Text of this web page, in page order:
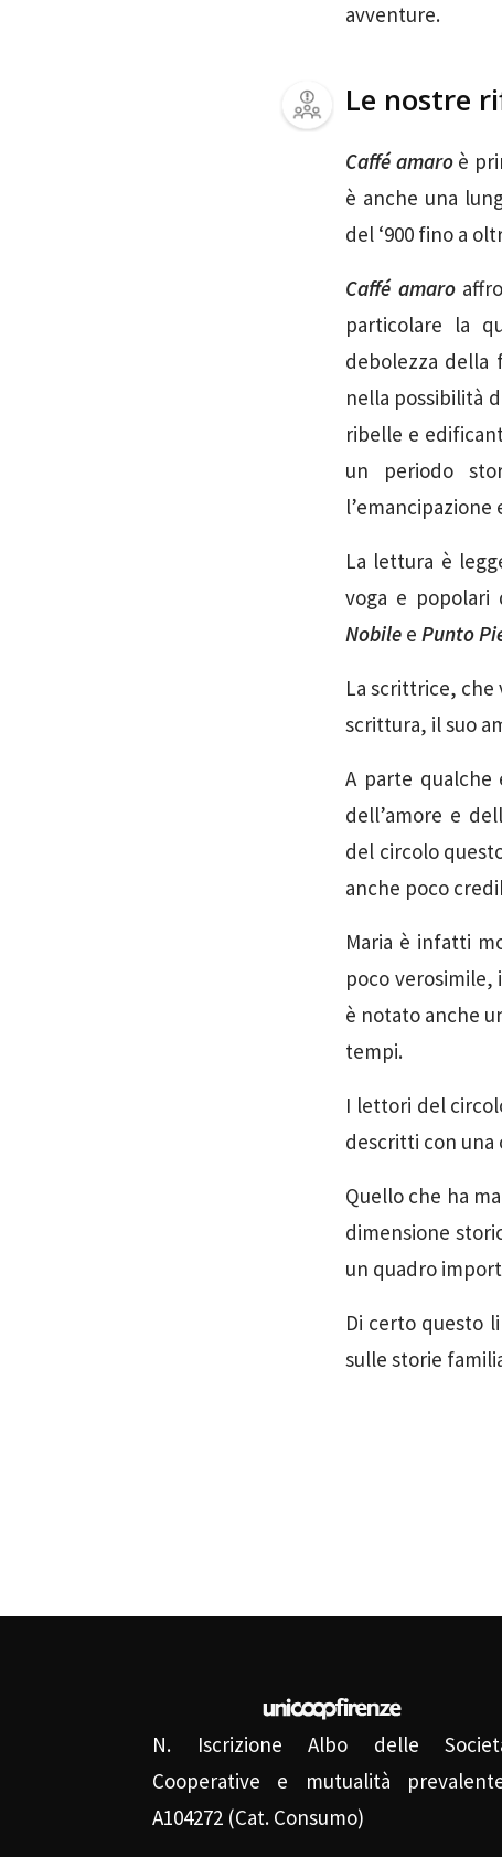
avventure.
Le nostre
Caffé amaroè
è anche una
del ‘900 fino a
Caffé amaro
particolare la
debolezza della
nella possibilità
ribelle e
un periodo
La lettura è
voga e popolari
Nobile e Punto
La scrittrice, che
scrittura, il suo
A parte
dell’amore e
del circolo
anche poco
Maria è infatti
poco
è notato anche
tempi.
I lettori del
descritti con una
Quello che ha
dimensione
un quadro
Di certo questo
sulle storie
N. Iscrizione Albo delle
Cooperative e mutualità
A104272 (Cat. Consumo)